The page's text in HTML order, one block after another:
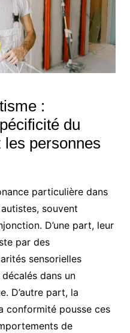
:
du
personnes
particulière dans
souvent
D’une part, leur
par des
sensorielles
dans un
D’autre part, la
conformité pousse ces
de